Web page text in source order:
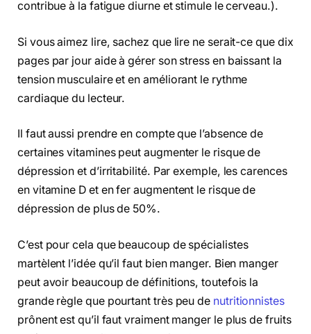
contribue à la fatigue diurne et stimule le cerveau.).
Si vous aimez lire, sachez que lire ne serait-ce que dix
pages par jour aide à gérer son stress en baissant la
tension musculaire et en améliorant le rythme
cardiaque du lecteur.
Il faut aussi prendre en compte que l’absence de
certaines vitamines peut augmenter le risque de
dépression et d’irritabilité. Par exemple, les carences
en vitamine D et en fer augmentent le risque de
dépression de plus de 50%.
C’est pour cela que beaucoup de spécialistes
martèlent l’idée qu’il faut bien manger. Bien manger
peut avoir beaucoup de définitions, toutefois la
grande règle que pourtant très peu de nutritionnistes
prônent est qu’il faut vraiment manger le plus de fruits